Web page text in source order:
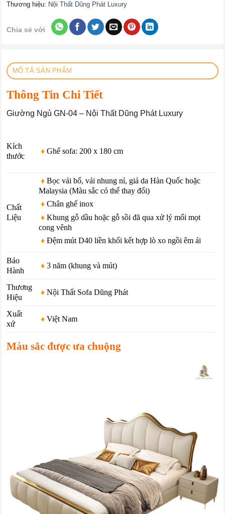
Thương hiệu: Nội Thất Dũng Phát Luxury
Chia sẻ với
MÔ TẢ SẢN PHẨM
Thông Tin Chi Tiết
Giường Ngủ GN-04 – Nội Thất Dũng Phát Luxury
Kích
thước
♦Ghế sofa: 200 x 180 cm
Chất
Liệu
♦ Bọc vải bố, vải nhung nỉ, giả da Hàn Quốc hoặc
Malaysia (Màu sắc có thể thay đổi)
♦ Chân ghế inox
♦ Khung gỗ dầu hoặc gỗ sồi đã qua xử lý mối mọt
cong vênh
♦ Đệm mút D40 liền khối kết hợp lò xo ngồi êm ái
Bảo
Hành
♦3 năm (khung và mút)
Thương
Hiệu
♦Nội Thất Sofa Dũng Phát
Xuất
xứ
♦Việt Nam
Màu sắc được ưa chuộng